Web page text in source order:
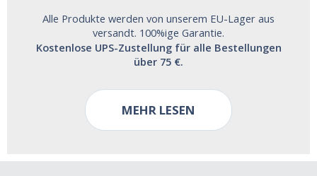
Alle Produkte werden von unserem EU-Lager aus
versandt. 100%ige Garantie.
Kostenlose UPS-Zustellung für alle Bestellungen
über 75 €.
MEHR LESEN